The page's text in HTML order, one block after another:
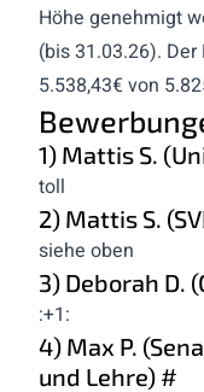
Höhe genehmigt
(bis 31.03.26).
5.538,43€ von
1) Mattis S.
toll
2) Mattis S.
siehe oben
3) Deborah D.
:+1:
4) Max P.
und Lehre) #